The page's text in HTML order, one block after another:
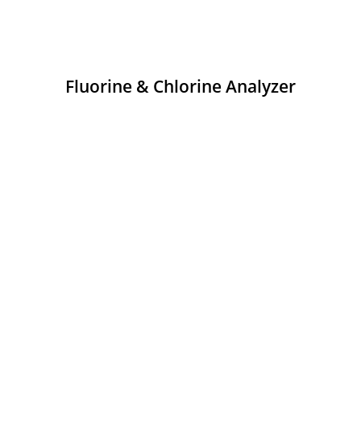
Fluorine & Chlorine Analyzer